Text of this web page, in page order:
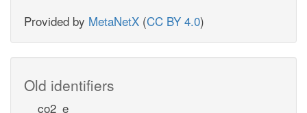
Provided by MetaNetX (CC BY 4.0)
Old identifiers
co2_e